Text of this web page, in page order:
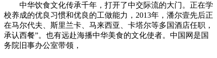
中华饮食文化传承千年，打开了中交际流的大门。正在学
校养成的优良习惯和优良的工做能力，2013年，潘尔壹先后正
在马尔代夫、斯里兰卡、马来西亚、卡塔尔等多国酒店任职，
承认西餐”。也有远赴海播中华美食的文化使者。中国网是国
务院旧事办公室带领，